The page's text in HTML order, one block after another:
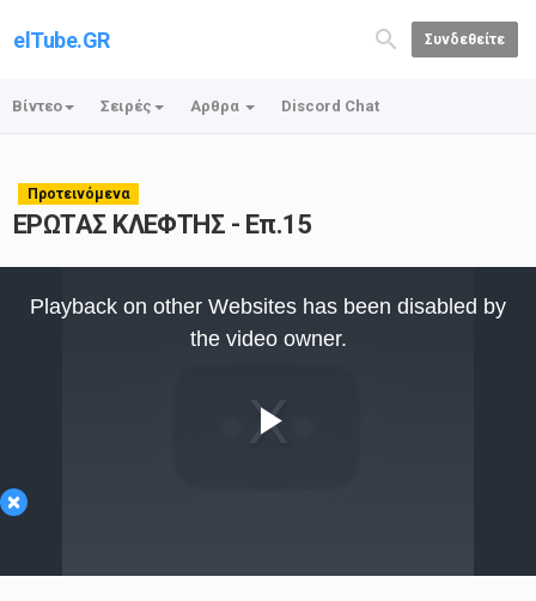
elTube.GR Συνδεθείτε
Βίντεο Σειρές Αρθρα Discord Chat
Προτεινόμενα
ΕΡΩΤΑΣ ΚΛΕΦΤΗΣ - Επ.15
×
Video
Playback on other Websites has been disabled by
the video owner.